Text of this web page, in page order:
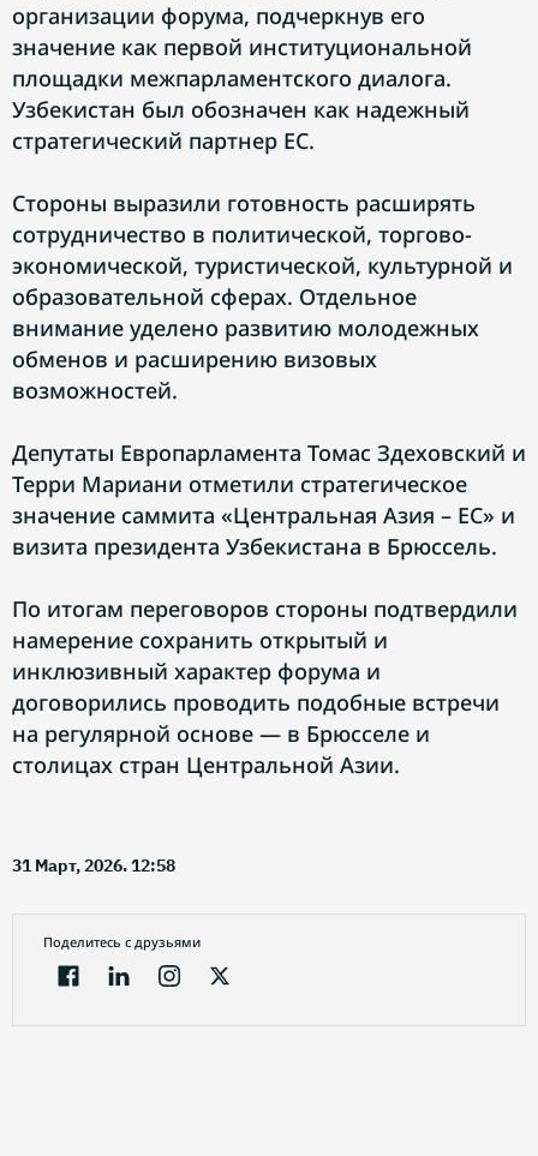
организации форума, подчеркнув его
значение как первой институциональной
площадки межпарламентского диалога.
Узбекистан был обозначен как надежный
стратегический партнер ЕС.
Стороны выразили готовность расширять
сотрудничество в политической, торгово-
экономической, туристической, культурной и
образовательной сферах. Отдельное
внимание уделено развитию молодежных
обменов и расширению визовых
возможностей.
Депутаты Европарламента Томас Здеховский и
Терри Мариани отметили стратегическое
значение саммита «Центральная Азия – ЕС» и
визита президента Узбекистана в Брюссель.
По итогам переговоров стороны подтвердили
намерение сохранить открытый и
инклюзивный характер форума и
договорились проводить подобные встречи
на регулярной основе — в Брюсселе и
столицах стран Центральной Азии.
31 Март, 2026. 12:58
Поделитесь с друзьями